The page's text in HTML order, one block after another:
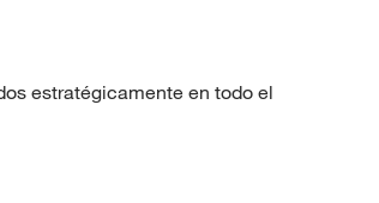
estratégicamente en todo el